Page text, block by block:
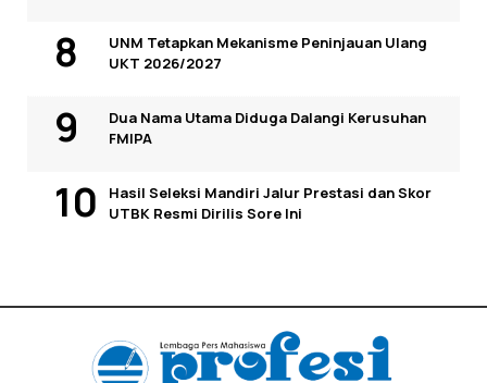
UNM Tetapkan Mekanisme Peninjauan Ulang
UKT 2026/2027
Dua Nama Utama Diduga Dalangi Kerusuhan
FMIPA
Hasil Seleksi Mandiri Jalur Prestasi dan Skor
UTBK Resmi Dirilis Sore Ini